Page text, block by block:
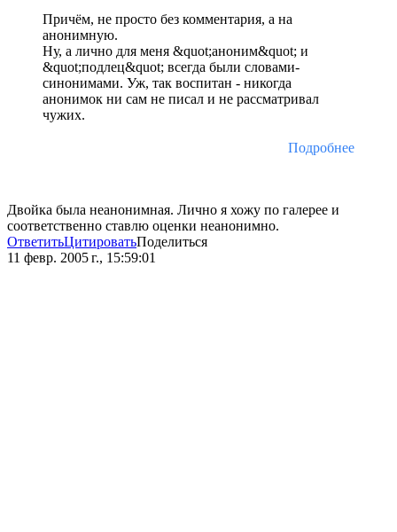
Причём, не просто без комментария, а на
анонимную.
Ну, а лично для меня &quot;аноним&quot; и
&quot;подлец&quot; всегда были словами-
синонимами. Уж, так воспитан - никогда
анонимок ни сам не писал и не рассматривал
чужих.
Подробнее
Двойка была неанонимная. Лично я хожу по галерее и
соответственно ставлю оценки неанонимно.
ОтветитьЦитироватьПоделиться
11 февр. 2005 г., 15:59:01